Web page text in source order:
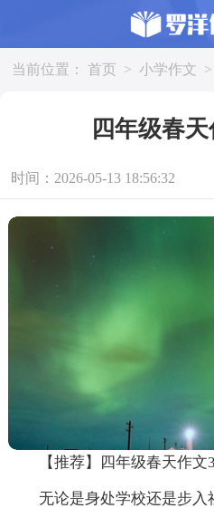
当前位置： 首页 > 小学作文 >
四年级春
时间：2026-05-13 18:56:32
【推荐】四年级春天作
无论是身处学校还是步入